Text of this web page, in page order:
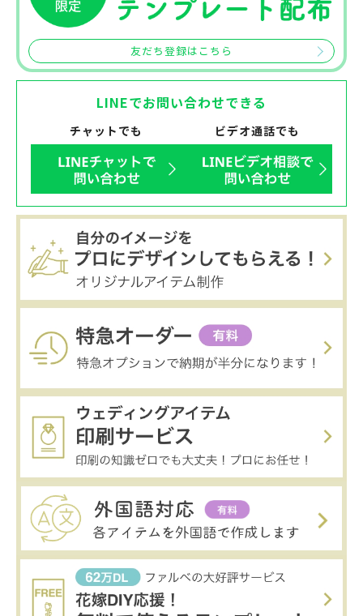
友だち登録はこちら
LINEでお問い合わせできる
チャットでも ビデオ通話でも